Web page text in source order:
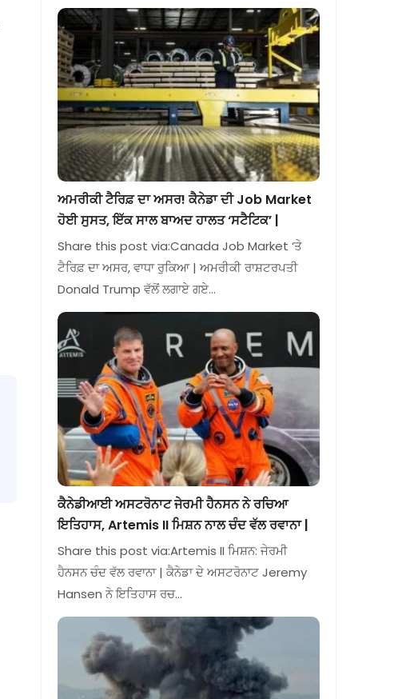
ਅਮਰੀਕੀ ਟੈਰਿਫ਼ ਦਾ ਅਸਰ! ਕੈਨੇਡਾ ਦੀ Job Market
ਹੋਈ ਸੁਸਤ, ਇੱਕ ਸਾਲ ਬਾਅਦ ਹਾਲਤ ‘ਸਟੈਟਿਕ’ |
Share this post via:Canada Job Market ‘ਤੇ
ਟੈਰਿਫ਼ ਦਾ ਅਸਰ, ਵਾਧਾ ਰੁਕਿਆ | ਅਮਰੀਕੀ ਰਾਸ਼ਟਰਪਤੀ
Donald Trump ਵੱਲੋਂ ਲਗਾਏ ਗਏ…
ਕੈਨੇਡੀਆਈ ਅਸਟਰੋਨਾਟ ਜੇਰਮੀ ਹੈਨਸਨ ਨੇ ਰਚਿਆ
ਇਤਿਹਾਸ, Artemis II ਮਿਸ਼ਨ ਨਾਲ ਚੰਦ ਵੱਲ ਰਵਾਨਾ |
Share this post via:Artemis II ਮਿਸ਼ਨ: ਜੇਰਮੀ
ਹੈਨਸਨ ਚੰਦ ਵੱਲ ਰਵਾਨਾ | ਕੈਨੇਡਾ ਦੇ ਅਸਟਰੋਨਾਟ Jeremy
Hansen ਨੇ ਇਤਿਹਾਸ ਰਚ…